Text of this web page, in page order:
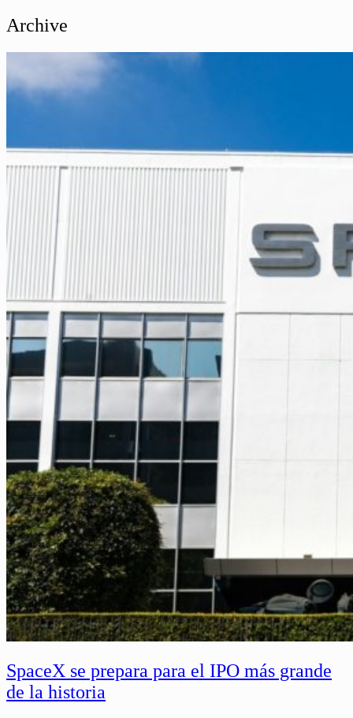
Archive
SpaceX se prepara para el IPO más grande
de la historia